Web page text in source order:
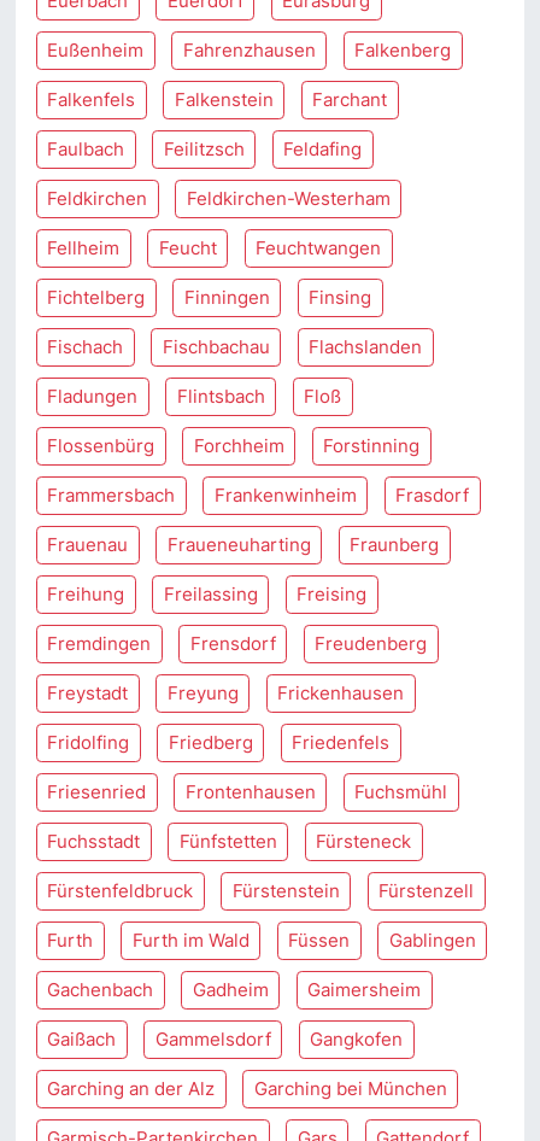
Eußenheim Fahrenzhausen Falkenberg
Falkenfels Falkenstein Farchant
Faulbach Feilitzsch Feldafing
Feldkirchen Feldkirchen-Westerham
Fellheim Feucht Feuchtwangen
Fichtelberg Finningen Finsing
Fischach Fischbachau Flachslanden
Fladungen Flintsbach Floß
Flossenbürg Forchheim Forstinning
Frammersbach Frankenwinheim Frasdorf
Frauenau Fraueneuharting Fraunberg
Freihung Freilassing Freising
Fremdingen Frensdorf Freudenberg
Freystadt Freyung Frickenhausen
Fridolfing Friedberg Friedenfels
Friesenried Frontenhausen Fuchsmühl
Fuchsstadt Fünfstetten Fürsteneck
Fürstenfeldbruck Fürstenstein Fürstenzell
Furth Furth im Wald Füssen Gablingen
Gachenbach Gadheim Gaimersheim
Gaißach Gammelsdorf Gangkofen
Garching an der Alz Garching bei München